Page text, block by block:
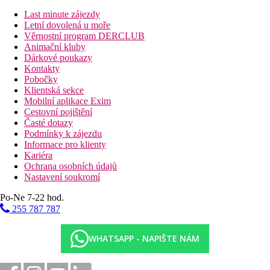
Výhled moře:
minibar (nealkoholické nápoje)
Dvoulůžkový pokoj, Výhled moře:
nebo 2. patro
Rodinný pokoj, 2 ložnice, 4 bedded, Výhled moře:
ložnice oddělená posuvnými dveřmi, ubytování až 4 osob
Rodinný pokoj, 2 ložnice, 5 bedded, Výhled moře:
ložnici palanda, ubytování až 5 osob, pokoje oddělené
posuvnými dveřmi
Bungalov, Beach Front, Soukromý bazén:
přímo u moře, privátní bazén, kávovar. Navíc možnost
snídaně v a´la carte restauraci Ariadne (po předchozí
rezervaci).
Family Mezonet, 5 bedded, Soukromý bazén:
2 koupelny, privátní bazén, kávovar. Navíc možnost
snídaně v a´la carte restauraci Ariadne (po předchozí
Rodinný pokoj, 4 bedded, Open plan, Výhled moře:
jedna prostornější místnost
Písečná pláž u hotelu, lehátka, slunečníky a osušky zdarma, bar
Last minute zájezdy
Letní dovolená u moře
Věrnostní program DERCLUB
Animační kluby
Dárkové poukazy
Kontakty
Pobočky
Klientská sekce
Mobilní aplikace Exim
Cestovní pojištění
Časté dotazy
Podmínky k zájezdu
Informace pro klienty
Kariéra
Ochrana osobních údajů
Nastavení soukromí
Po-Ne 7-22 hod.
255 787 787
WHATSAPP - NAPIŠTE NÁM